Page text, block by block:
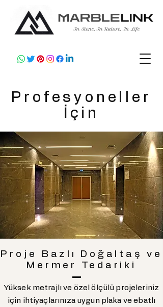
Profesyoneller
İçin
Proje Bazlı Doğaltaş ve
Mermer Tedariki
Yüksek metrajlı ve özel ölçülü projeleriniz
için ihtiyaçlarınıza uygun plaka ve ebatlı